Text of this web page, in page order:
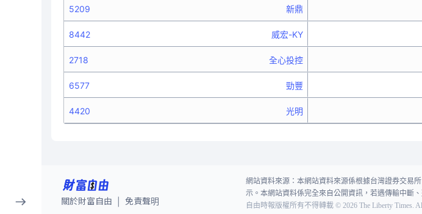
5209 新鼎
8442 威宏-KY
2718 全心投控
6577 勁豐
4420 光明
關於財富自由 免責聲明
網站資料來源：本網站資料來源係根據台灣證券交易
示。本網站資料係完全來自公開資訊，若遇傳輸中斷
自由時報版權所有不得轉載 © 2026 The Liberty Times.